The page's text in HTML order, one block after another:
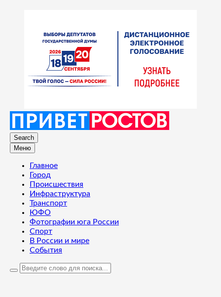
Search
Меню
Главное
Город
Происшествия
Инфраструктура
Транспорт
ЮФО
Фотографии юга России
Спорт
В России и мире
События